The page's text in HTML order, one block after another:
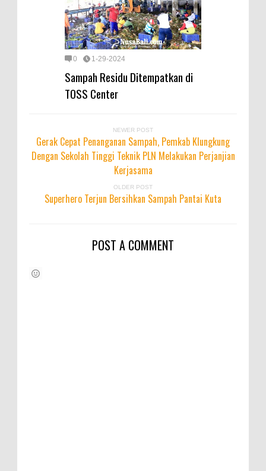
0 1-29-2024
Sampah Residu Ditempatkan di
TOSS Center
NEWER POST
Gerak Cepat Penanganan Sampah, Pemkab Klungkung
Dengan Sekolah Tinggi Teknik PLN Melakukan Perjanjian
Kerjasama
OLDER POST
Superhero Terjun Bersihkan Sampah Pantai Kuta
POST A COMMENT